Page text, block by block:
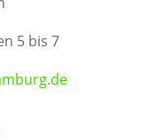
5 bis 7